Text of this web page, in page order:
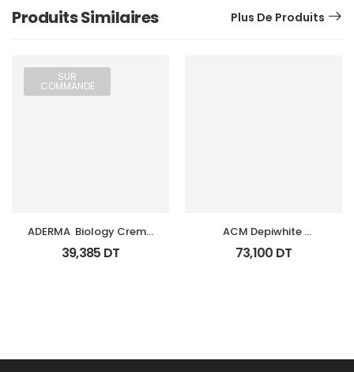
Produits Similaires Plus De Produits
SUR
COMMANDE
ADERMA  Biology Creme
Legere Hyd Tb 0Ml
39,385 DT
ACM Depiwhite
Advanced Creme
Depigmentant Tb 40Ml
73,100 DT